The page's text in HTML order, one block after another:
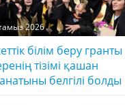
2026
білім беру гранты
тізімі қашан
белгілі болды